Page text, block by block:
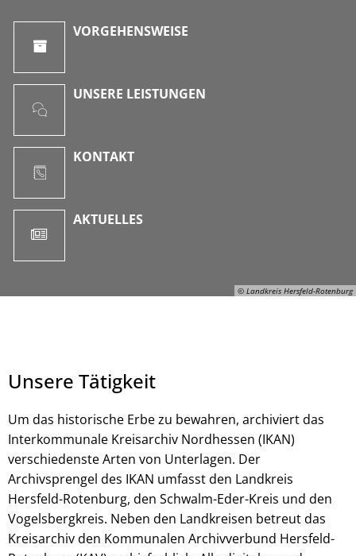
© Landkreis Hersfeld-Rotenburg
© Landkreis Hersfeld-Rotenburg
VORGEHENSWEISE
UNSERE LEISTUNGEN
KONTAKT
AKTUELLES
Unsere Tätigkeit
Um das historische Erbe zu bewahren, archiviert das
Interkommunale Kreisarchiv Nordhessen (IKAN)
verschiedenste Arten von Unterlagen. Der
Archivsprengel des IKAN umfasst den Landkreis
Hersfeld-Rotenburg, den Schwalm-Eder-Kreis und den
Vogelsbergkreis. Neben den Landkreisen betreut das
Kreisarchiv den Kommunalen Archivverbund Hersfeld-